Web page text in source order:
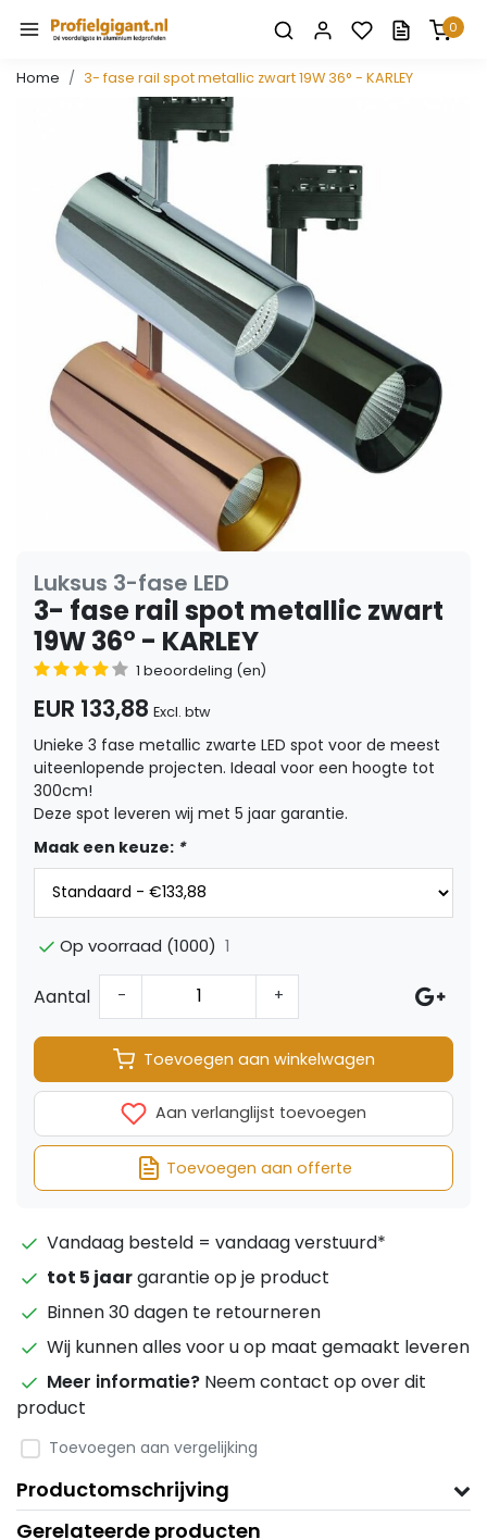
0
Home 3- fase rail spot metallic zwart 19W 36° - KARLEY
Luksus 3-fase LED
3- fase rail spot metallic zwart
19W 36° - KARLEY
1 beoordeling (en)
EUR 133,88 Excl. btw
Unieke 3 fase metallic zwarte LED spot voor de meest
uiteenlopende projecten. Ideaal voor een hoogte tot
300cm!
Deze spot leveren wij met 5 jaar garantie.
Maak een keuze: *
Op voorraad (1000) 1
Aantal - +
Toevoegen aan winkelwagen
Aan verlanglijst toevoegen
Toevoegen aan offerte
Vandaag besteld = vandaag verstuurd*
tot 5 jaargarantie op je product
Binnen 30 dagen te retourneren
Wij kunnen alles voor u op maat gemaakt leveren
Meer informatie? Neem contact op over dit
product
Toevoegen aan vergelijking
Productomschrijving
Gerelateerde producten